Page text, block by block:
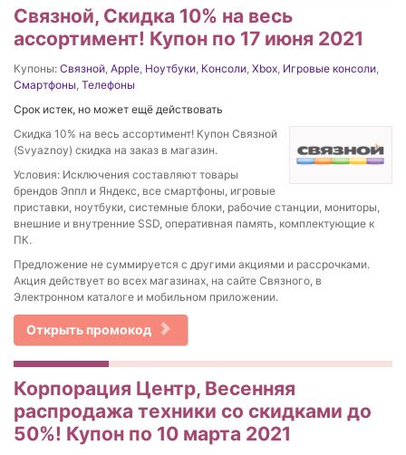
Связной, Скидка 10% на весь
ассортимент! Купон по 17 июня 2021
Купоны: Связной Apple Ноутбуки Консоли Xbox Игровые консоли
Смартфоны Телефоны
Срок истек, но может ещё действовать
Скидка 10% на весь ассортимент! Купон Связной
(Svyaznoy) скидка на заказ в магазин.
Условия: Исключения составляют товары
брендов Эппл и Яндекс, все смартфоны, игровые
приставки, ноутбуки, системные блоки, рабочие станции, мониторы,
внешние и внутренние SSD, оперативная память, комплектующие к
ПК.
Предложение не суммируется с другими акциями и рассрочками.
Акция действует во всех магазинах, на сайте Связного, в
Электронном каталоге и мобильном приложении.
Открыть промокод
Корпорация Центр, Весенняя
распродажа техники со скидками до
50%! Купон по 10 марта 2021